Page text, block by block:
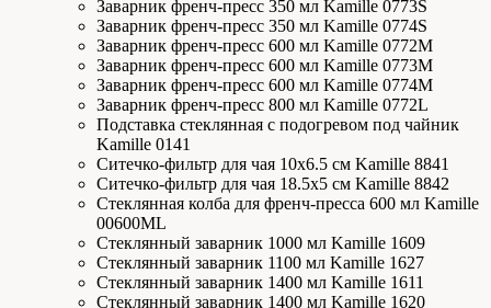
Заварник френч-пресс 350 мл Kamille 0773S
Заварник френч-пресс 350 мл Kamille 0774S
Заварник френч-пресс 600 мл Kamille 0772M
Заварник френч-пресс 600 мл Kamille 0773M
Заварник френч-пресс 600 мл Kamille 0774M
Заварник френч-пресс 800 мл Kamille 0772L
Подставка стеклянная с подогревом под чайник
Kamille 0141
Ситечко-фильтр для чая 10х6.5 см Kamille 8841
Ситечко-фильтр для чая 18.5х5 см Kamille 8842
Стеклянная колба для френч-пресса 600 мл Kamille
00600ML
Стеклянный заварник 1000 мл Kamille 1609
Стеклянный заварник 1100 мл Kamille 1627
Стеклянный заварник 1400 мл Kamille 1611
Стеклянный заварник 1400 мл Kamille 1620